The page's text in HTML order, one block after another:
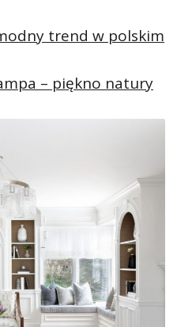
trend w polskim
– piękno natury